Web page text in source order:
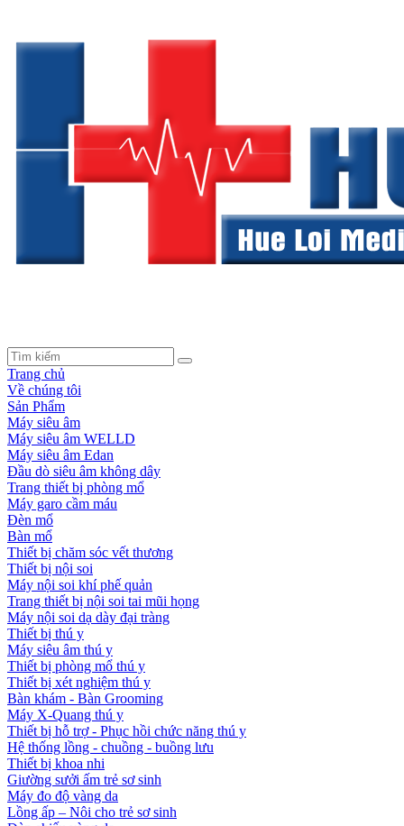
Trang chủ
Về chúng tôi
Sản Phẩm
Máy siêu âm
Máy siêu âm WELLD
Máy siêu âm Edan
Đầu dò siêu âm không dây
Trang thiết bị phòng mổ
Máy garo cầm máu
Đèn mổ
Bàn mổ
Thiết bị chăm sóc vết thương
Thiết bị nội soi
Máy nội soi khí phế quản
Trang thiết bị nội soi tai mũi họng
Máy nội soi dạ dày đại tràng
Thiết bị thú y
Máy siêu âm thú y
Thiết bị phòng mổ thú y
Thiết bị xét nghiệm thú y
Bàn khám - Bàn Grooming
Máy X-Quang thú y
Thiết bị hỗ trợ - Phục hồi chức năng thú y
Hệ thống lồng - chuồng - buồng lưu
Thiết bị khoa nhi
Giường sưởi ấm trẻ sơ sinh
Máy đo độ vàng da
Lồng ấp – Nôi cho trẻ sơ sinh